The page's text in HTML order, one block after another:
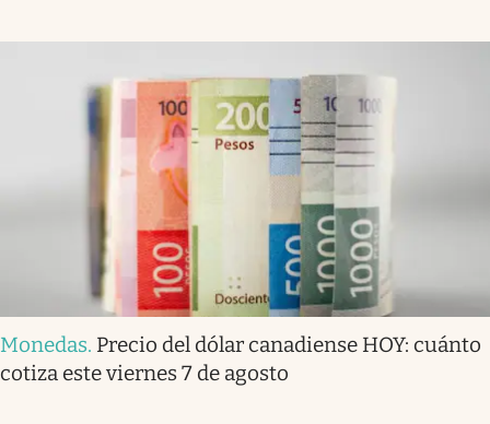
Monedas. Precio del dólar canadiense HOY: cuánto
cotiza este viernes 7 de agosto